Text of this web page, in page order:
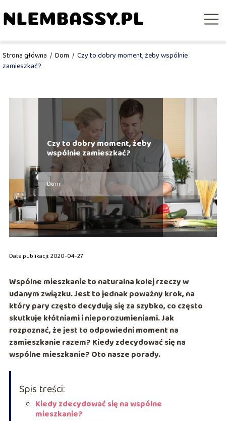
Strona główna / Dom / Czy to dobry moment, żeby wspólnie
zamieszkać?
Czy to dobry moment, żeby
wspólnie zamieszkać?
Dom
Data publikacji: 2020-04-27
Wspólne mieszkanie to naturalna kolej rzeczy w
udanym związku. Jest to jednak poważny krok, na
który pary często decydują się za szybko, co często
skutkuje kłótniami i nieporozumieniami. Jak
rozpoznać, że jest to odpowiedni moment na
zamieszkanie razem? Kiedy zdecydować się na
wspólne mieszkanie? Oto nasze porady.
Spis treści:
Kiedy zdecydować się na wspólne
mieszkanie?